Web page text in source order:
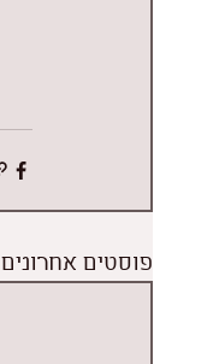
פוסטים אחרונים